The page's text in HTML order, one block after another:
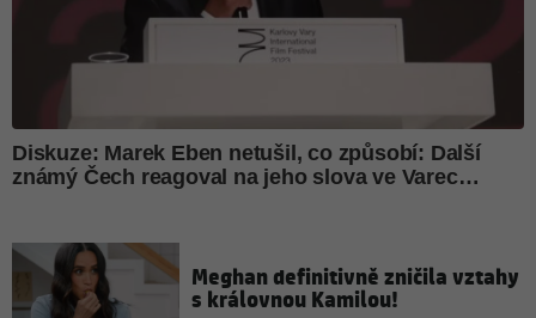
Meghan definitivně zničila vztahy
s královnou Kamilou!